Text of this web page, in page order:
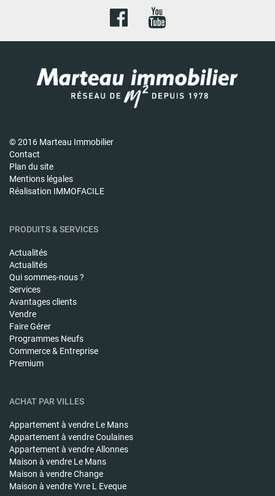
© 2016 Marteau Immobilier
Contact
Plan du site
Mentions légales
Réalisation IMMOFACILE
PRODUITS & SERVICES
Actualités
Actualités
Qui sommes-nous ?
Services
Avantages clients
Vendre
Faire Gérer
Programmes Neufs
Commerce & Entreprise
Premium
ACHAT PAR VILLES
Appartement à vendre Le Mans
Appartement à vendreCoulaines
Appartement à vendreAllonnes
Maison à vendre Le Mans
Maison à vendreChange
Maison à vendreYvre L Eveque